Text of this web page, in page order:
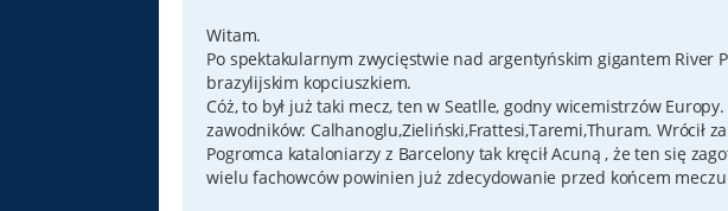
Witam.
Po spektakularnym zwycięstwie nad argentyńskim gigantem River
brazylijskim kopciuszkiem.
Cóż, to był już taki mecz, ten w Seatlle, godny wicemistrzów
zawodników: Calhanoglu,Zieliński,Frattesi,Taremi,Thuram. Wrócił
Pogromca kataloniarzy z Barcelony tak kręcił Acuną , że ten się
wielu fachowców powinien już zdecydowanie przed końcem